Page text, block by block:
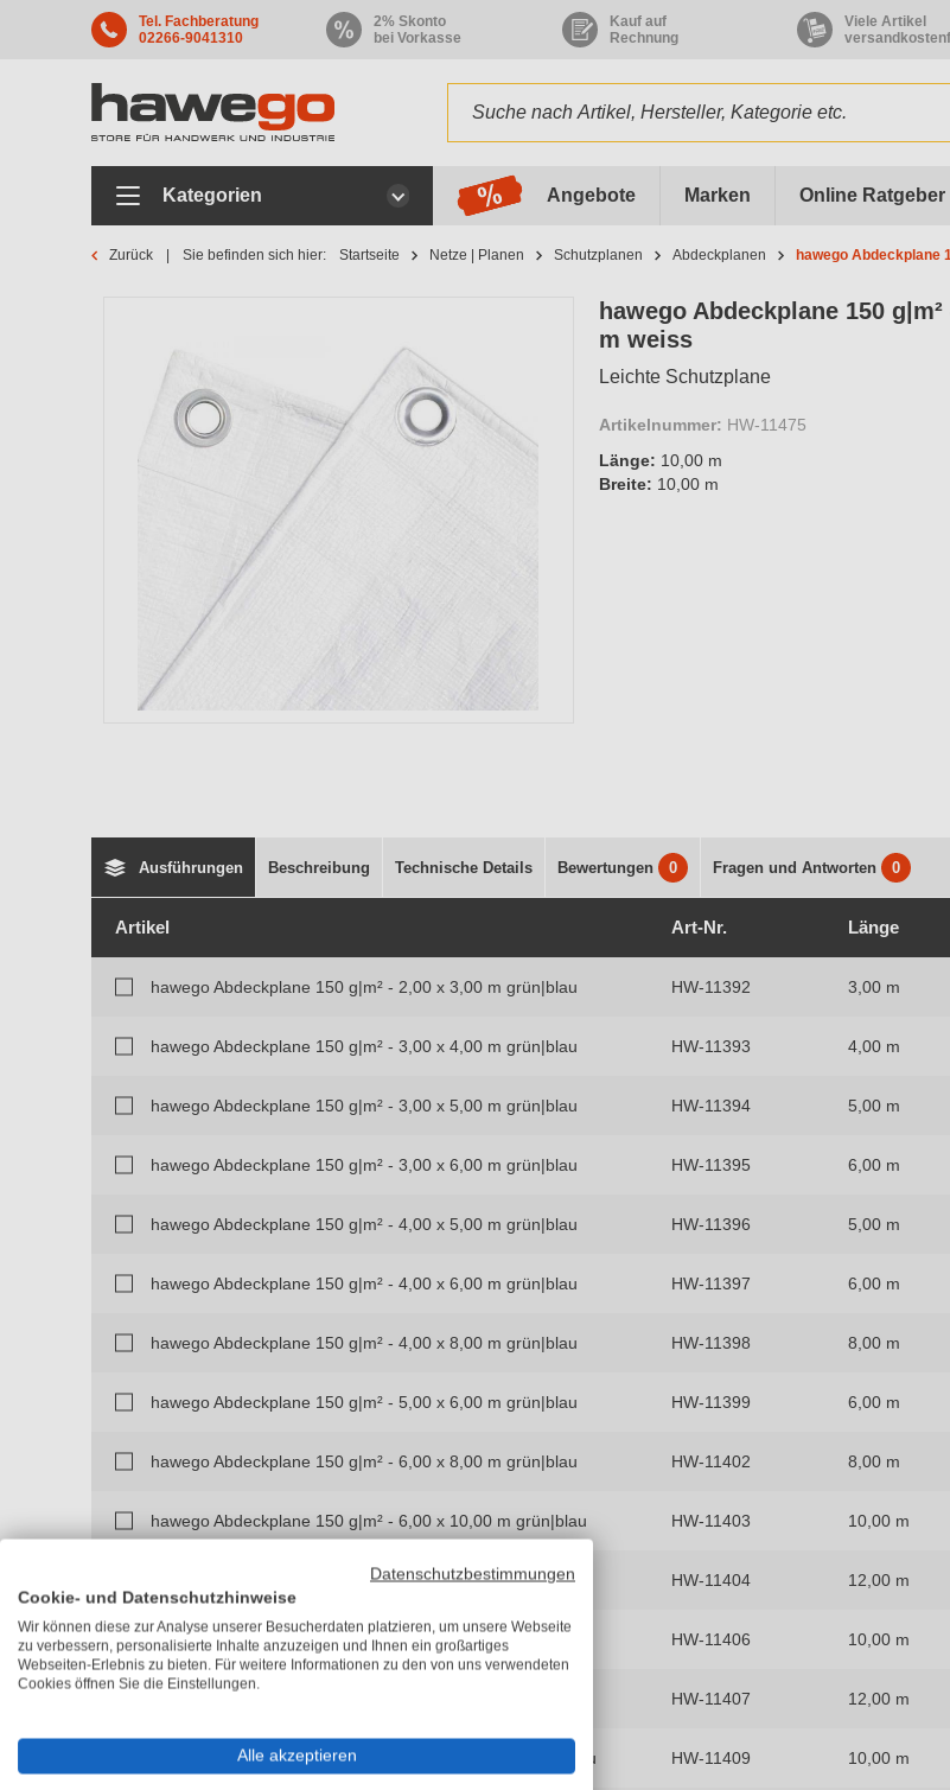
Tel. Fachberatung
02266-9041310
2% Skonto
bei Vorkasse
Kauf auf
Rechnung
Viele Artikel
Kategorien Angebote Marken Online Ratgeber
Zurück Sie befinden sich hier: Startseite Netze | Planen Schutzplanen Abdeckplanen hawego Abdeckplane
hawego Abdeckplane 150
m weiss
Leichte Schutzplane
Artikelnummer: HW-11475
Länge: 10,00 m
Breite: 10,00 m
Ausführungen Beschreibung Technische Details Bewertungen 0 Fragen und Antworten 0
Artikel Art-Nr. Länge
hawego Abdeckplane 150 g|m² - 2,00 x 3,00 m grün|blau HW-11392 3,00 m
hawego Abdeckplane 150 g|m² - 3,00 x 4,00 m grün|blau HW-11393 4,00 m
hawego Abdeckplane 150 g|m² - 3,00 x 5,00 m grün|blau HW-11394 5,00 m
hawego Abdeckplane 150 g|m² - 3,00 x 6,00 m grün|blau HW-11395 6,00 m
hawego Abdeckplane 150 g|m² - 4,00 x 5,00 m grün|blau HW-11396 5,00 m
hawego Abdeckplane 150 g|m² - 4,00 x 6,00 m grün|blau HW-11397 6,00 m
hawego Abdeckplane 150 g|m² - 4,00 x 8,00 m grün|blau HW-11398 8,00 m
hawego Abdeckplane 150 g|m² - 5,00 x 6,00 m grün|blau HW-11399 6,00 m
hawego Abdeckplane 150 g|m² - 6,00 x 8,00 m grün|blau HW-11402 8,00 m
hawego Abdeckplane 150 g|m² - 6,00 x 10,00 m grün|blau HW-11403 10,00 m
hawego Abdeckplane 150 g|m² - 6,00 x 12,00 m grün|blau HW-11404 12,00 m
hawego Abdeckplane 150 g|m² - 8,00 x 10,00 m grün|blau HW-11406 10,00 m
HW-11407 12,00 m
hawego Abdeckplane 150 g|m² - 10,00 x 10,00 m grün|blau HW-11409 10,00 m
Datenschutzbestimmungen
Cookie- und Datenschutzhinweise
Wir können diese zur Analyse unserer Besucherdaten platzieren, um unsere Webseite
zu verbessern, personalisierte Inhalte anzuzeigen und Ihnen ein großartiges
Webseiten-Erlebnis zu bieten. Für weitere Informationen zu den von uns verwendeten
Cookies öffnen Sie die Einstellungen.
Alle akzeptieren